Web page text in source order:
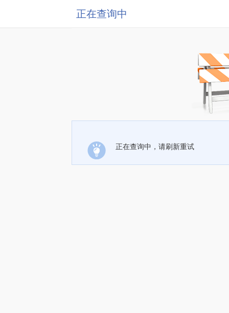
正在查询中
正在查询中，请刷新重试